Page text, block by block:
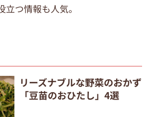
立つ情報も人気。
リーズナブルな野菜のおかず
「豆苗のおひたし」4選